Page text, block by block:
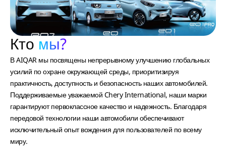
Кто мы?
В AIQAR мы посвящены непрерывному улучшению глобальных
усилий по охране окружающей среды, приоритизируя
практичность, доступность и безопасность наших автомобилей.
Поддерживаемые уважаемой Chery International, наши марки
гарантируют первоклассное качество и надежность. Благодаря
передовой технологии наши автомобили обеспечивают
исключительный опыт вождения для пользователей по всему
миру.